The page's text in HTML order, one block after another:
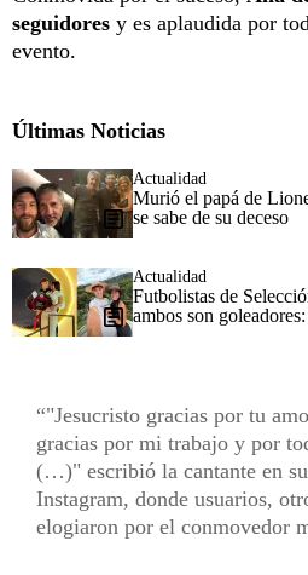
seguidores y es aplaudida por
evento.
Últimas Noticias
Actualidad
Murió el papá de
se sabe de su deceso
Actualidad
Futbolistas de
ambos son
"Jesucristo gracias por tu
gracias por mi trabajo y por
(…)" escribió la cantante en
Instagram, donde usuarios,
elogiaron por el conmovedor